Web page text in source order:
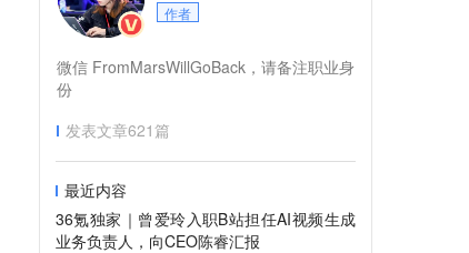
作者
微信 FromMarsWillGoBack，请备注职业身
份
发表文章621篇
最近内容
36氪独家｜曾爱玲入职B站担任AI视频生成
业务负责人，向CEO陈睿汇报